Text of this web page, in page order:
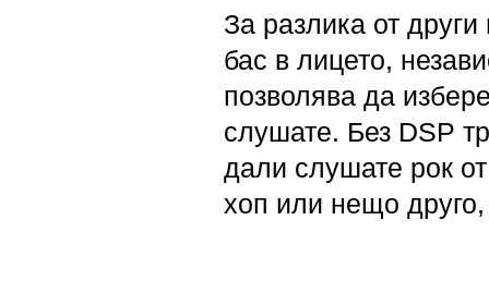
За разлика от
бас в лицето,
позволява да
слушате. Без DSP
дали слушате рок
хоп или нещо